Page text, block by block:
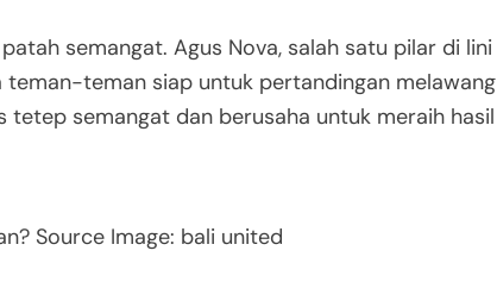
semangat. Agus Nova, salah satu pilar di lini
teman-teman siap untuk pertandingan melawang
semangat dan berusaha untuk meraih hasil
Source Image: bali united